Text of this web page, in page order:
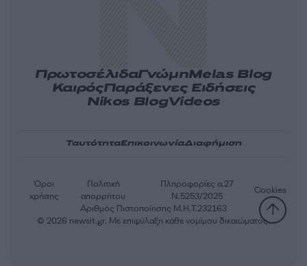
ΠρωτοσέλιδαΓνώμηMelas Blog
ΚαιρόςΠαράξενες Ειδήσεις
Nikos BlogVideos
ΤαυτότηταΕπικοινωνίαΔιαφήμιση
Αριθμός Πιστοποίησης Μ.Η.Τ.232163
Όροι
χρήσης
Πολιτική
απορρήτου
Πληροφορίες α.27
Ν.5253/2025
Cookies
© 2026 newsit.gr. Με επιφύλαξη κάθε νομίμου δικαιώματος.